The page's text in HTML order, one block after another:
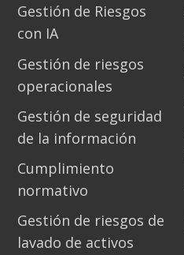
Gestión de Riesgos
con IA
Gestión de riesgos
operacionales
Gestión de seguridad
de la información
Cumplimiento
normativo
Gestión de riesgos de
lavado de activos